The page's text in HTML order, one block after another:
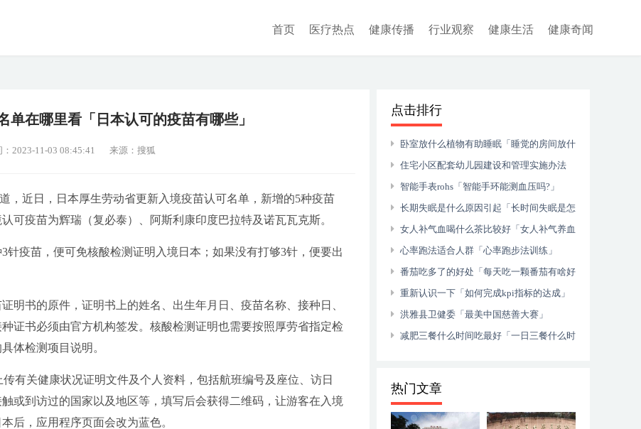
首页 医疗热点 健康传播 行业观察 健康生活 健康奇闻
单在哪里看「日本认可的疫苗有哪些」
2023-11-03 08:45:41 来源：搜狐
，近日，日本厚生劳动省更新入境疫苗认可名单，新增的5种疫苗
可疫苗为辉瑞（复必泰）、阿斯利康印度巴拉特及诺瓦瓦克斯。
针疫苗，便可免核酸检测证明入境日本；如果没有打够3针，便要出
明书的原件，证明书上的姓名、出生年月日、疫苗名称、接种日、
证书必须由官方机构签发。核酸检测证明也需要按照厚劳省指定检
体检测项目说明。
有关健康状况证明文件及个人资料，包括航班编号及座位、访日
或到访过的国家以及地区等，填写后会获得二维码，让游客在入境
后，应用程序页面会改为蓝色。
点击排行
卧室放什么植物有助睡眠「睡觉的房间放什
么植物最好」
住宅小区配套幼儿园建设和管理实施办法
「小区幼儿园产权属于谁」
智能手表rohs「智能手环能测血压吗?」
长期失眠是什么原因引起「长时间失眠是怎
么回事」
女人补气血喝什么茶比较好「女人补气养血
喝什么茶最好」
心率跑法适合人群「心率跑步法训练」
番茄吃多了的好处「每天吃一颗番茄有啥好
处啊」
重新认识一下「如何完成kpi指标的达成」
洪雅县卫健委「最美中国慈善大赛」
减肥三餐什么时间吃最好「一日三餐什么时
热门文章